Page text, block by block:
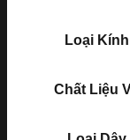
Loại Kính
Chất Liệu